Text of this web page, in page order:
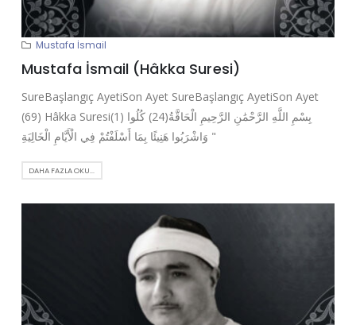
Mustafa İsmail
Mustafa İsmail (Hâkka Suresi)
SureBaşlangıç AyetiSon Ayet SureBaşlangıç AyetiSon Ayet
(69) Hâkka Suresi(1) بِسْمِ اللَّهِ الرَّحْمَٰنِ الرَّحِيمِ الْحَاقَّةُ(24) كُلُوا
وَاشْرَبُوا هَنِيئًا بِمَا أَسْلَفْتُمْ فِي الْأَيَّامِ الْخَالِيَةِ "
DAHA FAZLA OKU...